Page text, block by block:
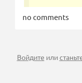
no comments
Войдите или